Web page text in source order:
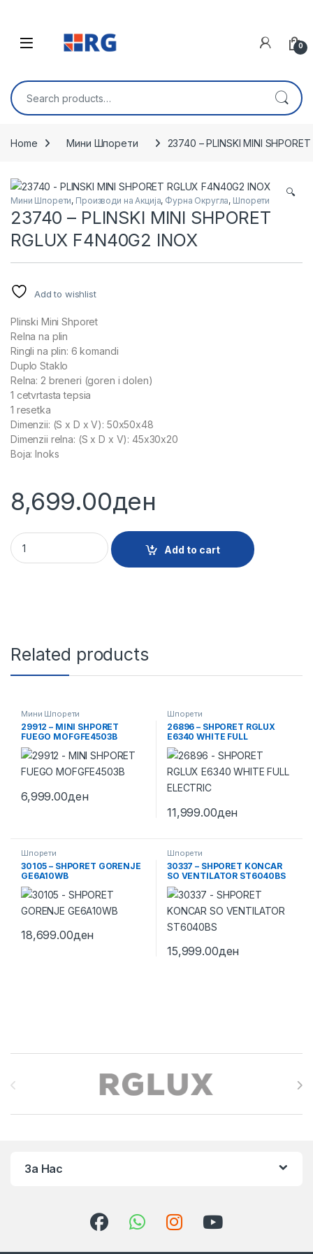
Open 0
Search for:
Home Мини Шпорети 23740 – PLINSKI MINI
🔍
Мини Шпорети, Производи на Акција, Фурна Округла, Шпорети
23740 – PLINSKI MINI SHPORET
RGLUX F4N40G2 INOX
Add to wishlist
Plinski Mini Shporet
Relna na plin
Ringli na plin: 6 komandi
Duplo Staklo
Relna: 2 breneri (goren i dolen)
1 cetvrtasta tepsia
1 resetka
Dimenzii: (S x D x V): 50x50x48
Dimenzii relna: (S x D x V): 45x30x20
Boja: Inoks
8,699.00ден
23740 - PLINSKI MINI SHPORET RGLUX F4N40G2 INOX
Add to cart
Related products
Мини Шпорети
29912 – MINI SHPORET
FUEGO MOFGFE4503B
6,999.00ден
Шпорети
26896 – SHPORET RGLUX
E6340 WHITE FULL
ELECTRIC
11,999.00ден
Шпорети
30105 – SHPORET GORENJE
GE6A10WB
18,699.00ден
Шпорети
30337 – SHPORET KONCAR
SO VENTILATOR ST6040BS
15,999.00ден
За Нас